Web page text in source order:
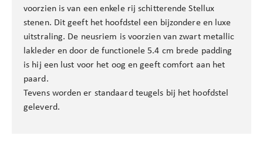
voorzien is van een enkele rij schitterende Stellux
stenen. Dit geeft het hoofdstel een bijzondere en luxe
uitstraling. De neusriem is voorzien van zwart metallic
lakleder en door de functionele 5.4 cm brede padding
is hij een lust voor het oog en geeft comfort aan het
paard.
Tevens worden er standaard teugels bij het hoofdstel
geleverd.